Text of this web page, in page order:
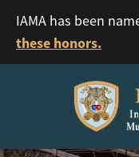
IAMA has been
these honors.